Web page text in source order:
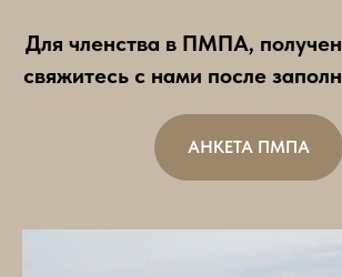
Для членства в ПМПА,
свяжитесь с нами после
АНКЕТА ПМПА